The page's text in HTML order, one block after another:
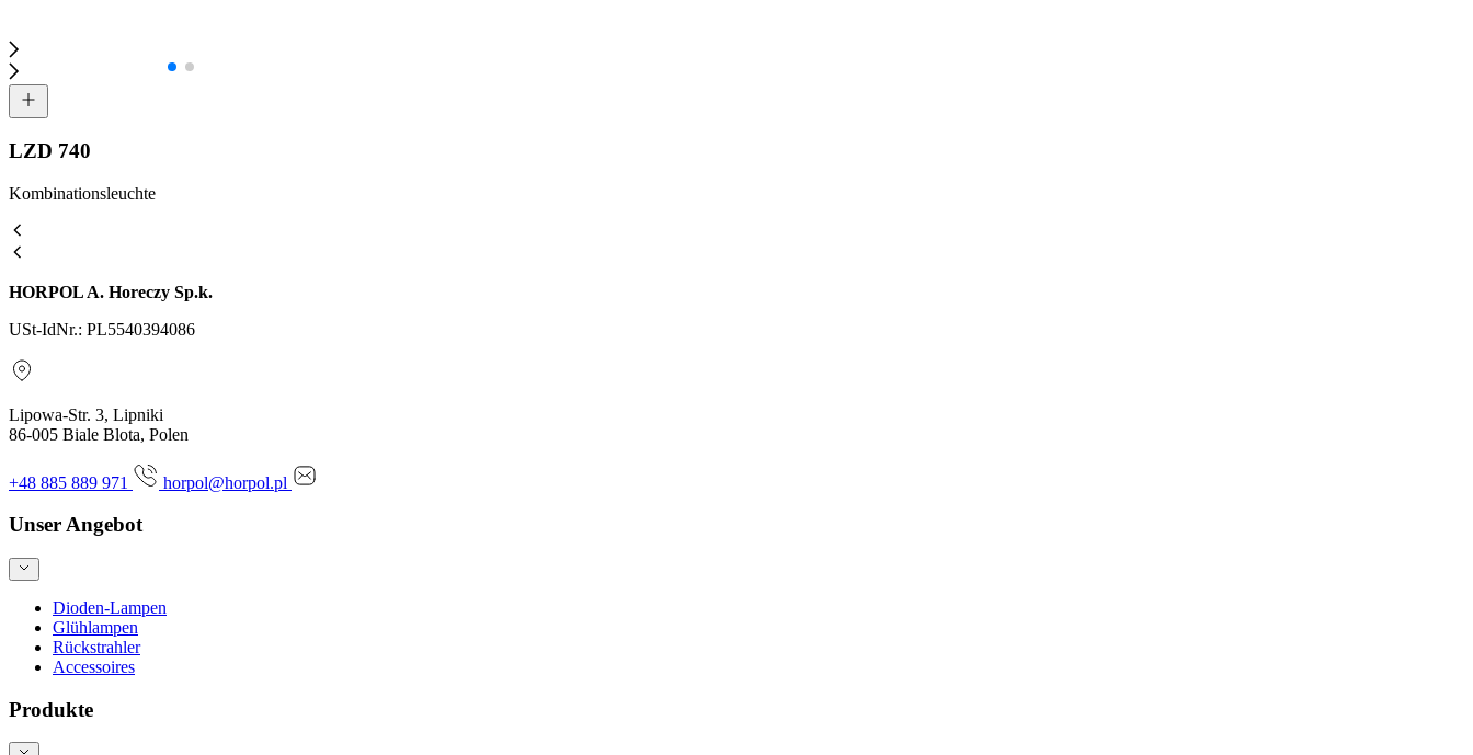
LZD 740
Kombinationsleuchte
HORPOL A. Horeczy Sp.k.
USt-IdNr.: PL5540394086
Lipowa-Str. 3, Lipniki
86-005 Biale Blota, Polen
+48 885 889 971 horpol@horpol.pl
Unser Angebot
Dioden-Lampen
Glühlampen
Rückstrahler
Accessoires
Produkte